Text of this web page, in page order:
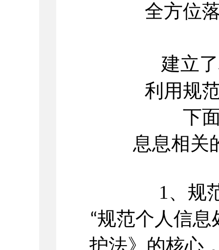
全方位
建立
利用规
下
息息相关
1、 规
“规范个人信息
护法》的核心